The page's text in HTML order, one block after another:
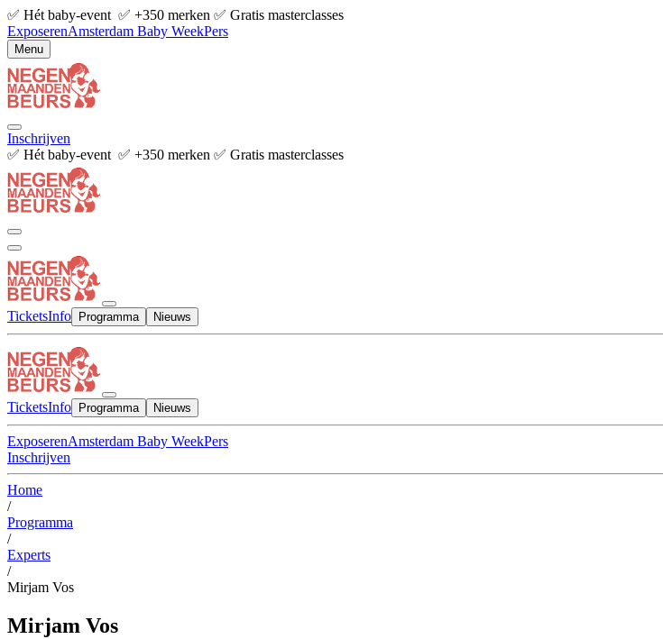
✅ Hét baby-event ✅ +350 merken ✅ Gratis masterclasses
ExposerenAmsterdam Baby WeekPers
Menu
Inschrijven
✅ Hét baby-event ✅ +350 merken ✅ Gratis masterclasses
TicketsInfo Programma Nieuws
TicketsInfo Programma Nieuws
ExposerenAmsterdam Baby WeekPers
Inschrijven
Home
/
Programma
/
Experts
/
Mirjam Vos
Mirjam Vos